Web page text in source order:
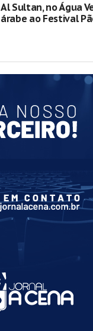
Al Sultan, no Água
árabe ao Festival